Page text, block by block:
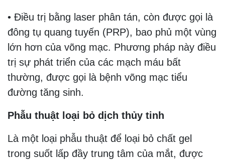
• Điều trị bằng laser phân tán, còn được gọi là
đông tụ quang tuyến (PRP), bao phủ một vùng
lớn hơn của võng mạc. Phương pháp này điều
trị sự phát triển của các mạch máu bất
thường, được gọi là bệnh võng mạc tiểu
đường tăng sinh.
Phẫu thuật loại bỏ dịch thủy tinh
Là một loại phẫu thuật để loại bỏ chất gel
trong suốt lấp đầy trung tâm của mắt, được